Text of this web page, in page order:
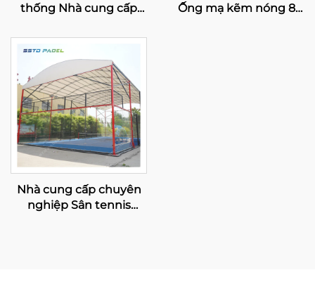
thống Nhà cung cấp
Supplier WPT Đèn LED
Classic Sân Padel ngoài
trời 002
Ống mạ kẽm nóng 8
Nhà cung cấp chuyên
nghiệp Sân tennis